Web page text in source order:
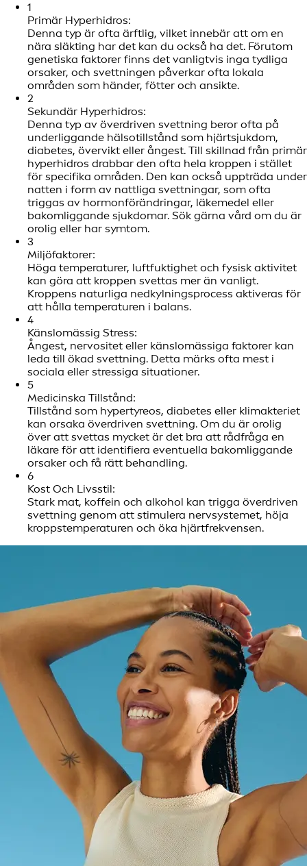
1
Primär Hyperhidros:
Denna typ är ofta ärftlig, vilket innebär att om en
nära släkting har det kan du också ha det. Förutom
genetiska faktorer finns det vanligtvis inga tydliga
orsaker, och svettningen påverkar ofta lokala
områden som händer, fötter och ansikte.
2
Sekundär Hyperhidros:
Denna typ av överdriven svettning beror ofta på
underliggande hälsotillstånd som hjärtsjukdom,
diabetes, övervikt eller ångest. Till skillnad från primär
hyperhidros drabbar den ofta hela kroppen i stället
för specifika områden. Den kan också uppträda under
natten i form av nattliga svettningar, som ofta
triggas av hormonförändringar, läkemedel eller
bakomliggande sjukdomar. Sök gärna vård om du är
orolig eller har symtom.
3
Miljöfaktorer:
Höga temperaturer, luftfuktighet och fysisk aktivitet
kan göra att kroppen svettas mer än vanligt.
Kroppens naturliga nedkylningsprocess aktiveras för
att hålla temperaturen i balans.
4
Känslomässig Stress:
Ångest, nervositet eller känslomässiga faktorer kan
leda till ökad svettning. Detta märks ofta mest i
sociala eller stressiga situationer.
5
Medicinska Tillstånd:
Tillstånd som hypertyreos, diabetes eller klimakteriet
kan orsaka överdriven svettning. Om du är orolig
över att svettas mycket är det bra att rådfråga en
läkare för att identifiera eventuella bakomliggande
orsaker och få rätt behandling.
6
Kost Och Livsstil:
Stark mat, koffein och alkohol kan trigga överdriven
svettning genom att stimulera nervsystemet, höja
kroppstemperaturen och öka hjärtfrekvensen.